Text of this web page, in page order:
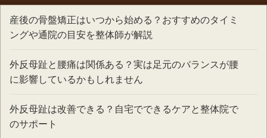
産後の骨盤矯正はいつから始める？おすすめのタイミ
ングや通院の目安を整体師が解説
外反母趾と腰痛は関係ある？実は足元のバランスが腰
に影響しているかもしれません
外反母趾は改善できる？自宅でできるケアと整体院で
のサポート